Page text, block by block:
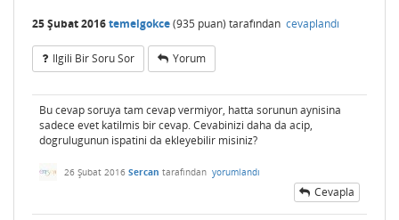
25 Şubat 2016temelgokce(935 puan) tarafından cevaplandı
Ilgili Bir Soru Sor Yorum
Bu cevap soruya tam cevap vermiyor, hatta sorunun aynisina
sadece evet katilmis bir cevap. Cevabinizi daha da acip,
dogrulugunun ispatini da ekleyebilir misiniz?
26 Şubat 2016 Sercan tarafından yorumlandı
Cevapla